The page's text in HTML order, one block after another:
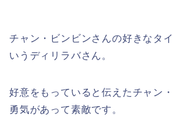
チャン・ビンビンさんの好きなタ
いうディリラバさん。
好意をもっていると伝えたチャン
勇気があって素敵です。